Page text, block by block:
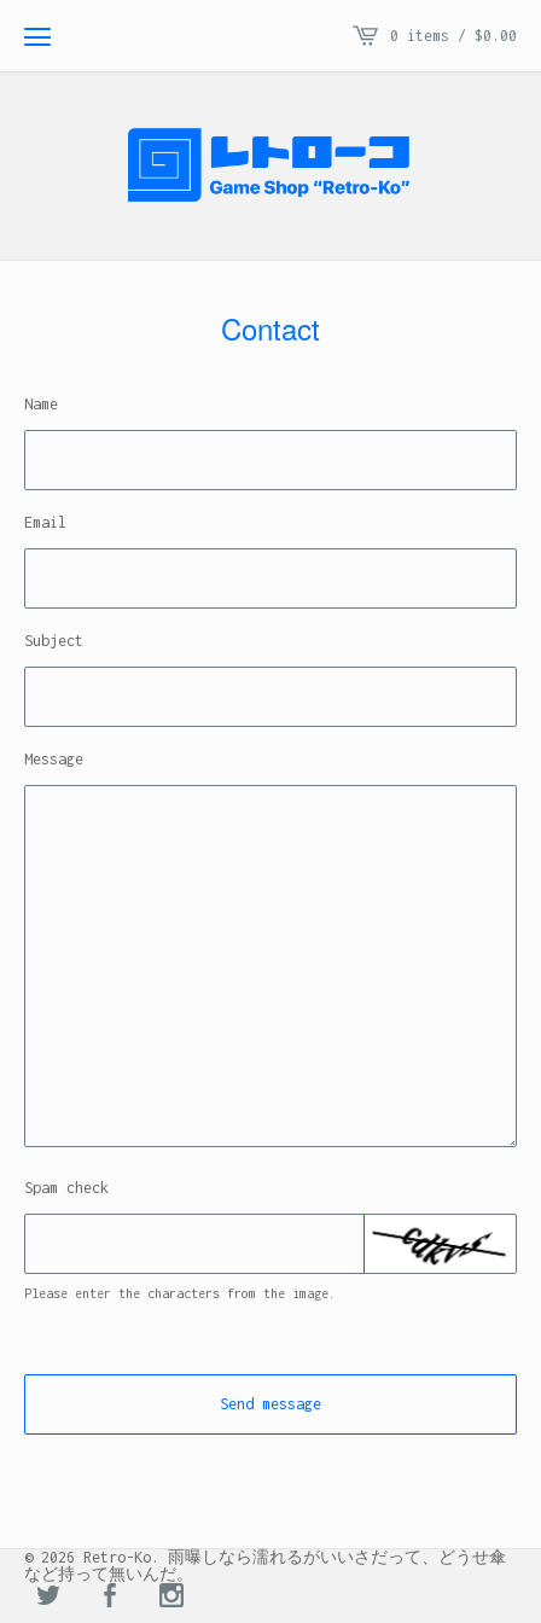
0 items / $0.00
Contact
Name
Email
Subject
Message
Spam check
Please enter the characters from the image.
Send message
© 2026 Retro-Ko. 雨曝しなら濡れるがいいさだって、どうせ傘
など持って無いんだ。